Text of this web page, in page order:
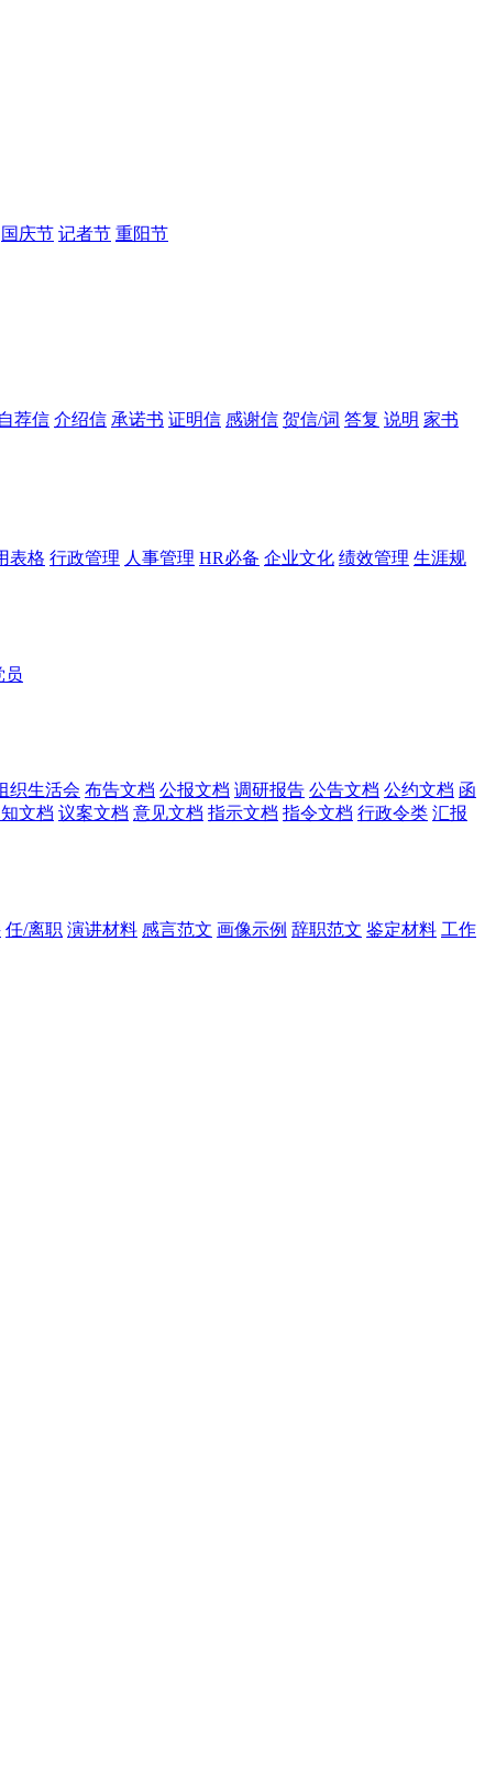
国庆节 记者节 重阳节
自荐信 介绍信 承诺书 证明信 感谢信 贺信/词 答复 说明 家书
表格 行政管理 人事管理 HR必备 企业文化 绩效管理 生涯规
员
织生活会 布告文档 公报文档 调研报告 公告文档 公约文档 函
文档 议案文档 意见文档 指示文档 指令文档 行政令类 汇报
任/离职 演讲材料 感言范文 画像示例 辞职范文 鉴定材料 工作